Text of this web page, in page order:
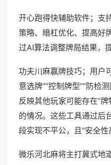
开心跑得快辅助软件；支
策略、暗杠优化、提高好
过AI算法调整牌局结果，
功夫川麻赢牌技巧；用户
意选牌”“控制牌型”“防检
反映其他玩家可能存在“
的情况。这些工具通过后
段实现不平公，且“安全性
微乐河北麻将主打冀式地